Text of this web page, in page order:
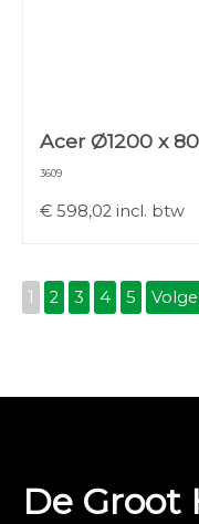
Acer Ø1200 x
3609
€ 598,02 incl. btw
1 2 3 4 5
De Groot